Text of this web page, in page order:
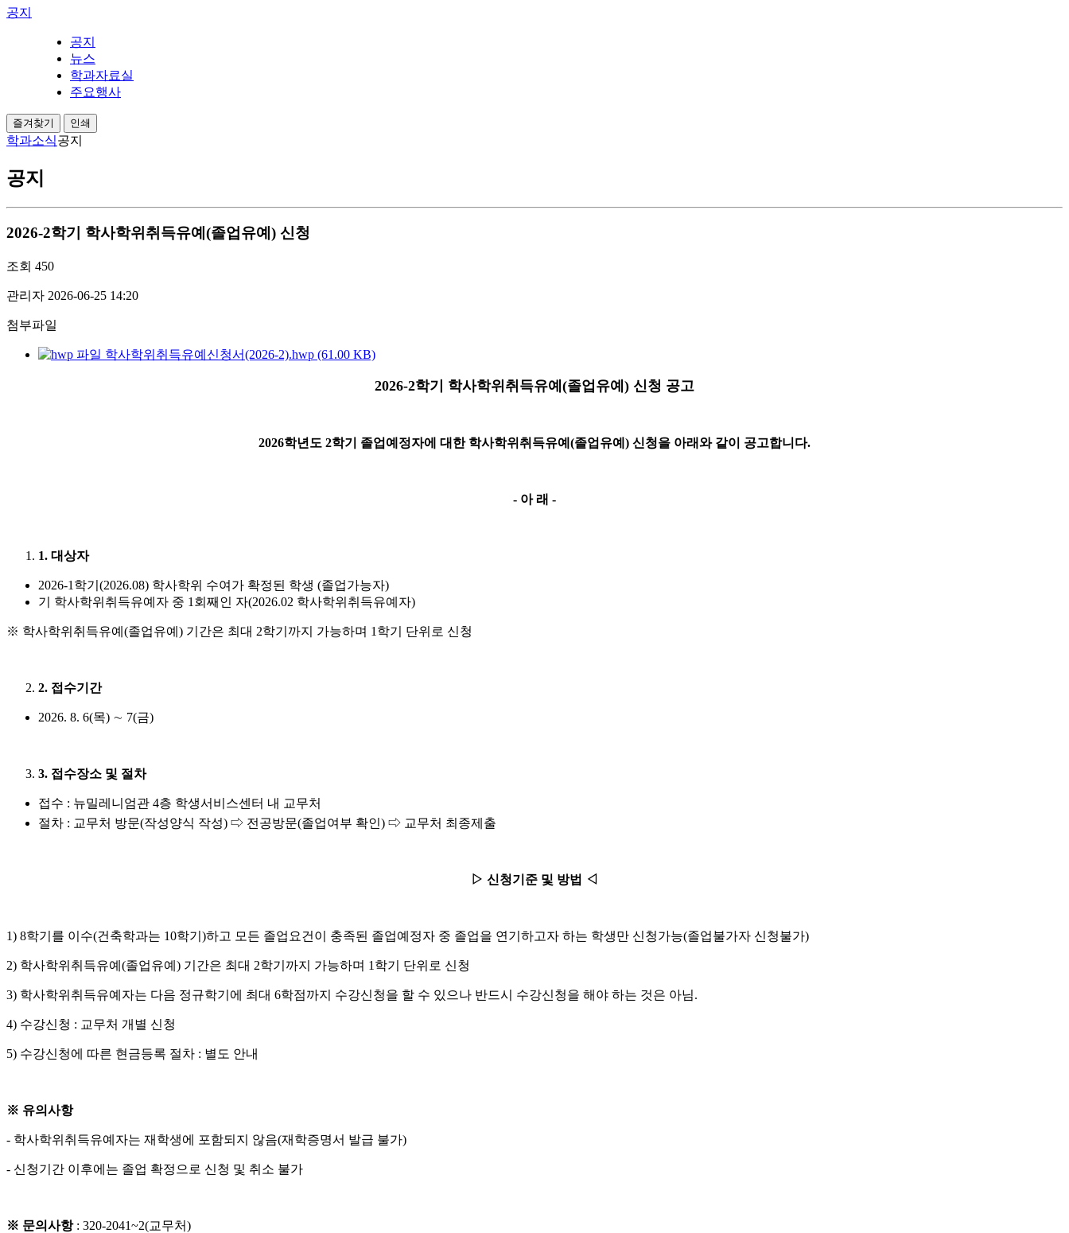
공지
공지
뉴스
학과자료실
주요행사
즐겨찾기 인쇄
학과소식공지
공지
2026-2학기 학사학위취득유예(졸업유예) 신청
조회 450
관리자 2026-06-25 14:20
첨부파일
학사학위취득유예신청서(2026-2).hwp (61.00 KB)
2026-2학기 학사학위취득유예(졸업유예) 신청 공고
2026학년도 2학기 졸업예정자에 대한 학사학위취득유예(졸업유예) 신청을 아래와 같이 공고합니다.
- 아 래 -
1. 대상자
2026-1학기(2026.08) 학사학위 수여가 확정된 학생 (졸업가능자)
기 학사학위취득유예자 중 1회째인 자(2026.02 학사학위취득유예자)
※ 학사학위취득유예(졸업유예) 기간은 최대 2학기까지 가능하며 1학기 단위로 신청
2. 접수기간
2026. 8. 6(목) ∼ 7(금)
3. 접수장소 및 절차
접수 : 뉴밀레니엄관 4층 학생서비스센터 내 교무처
절차 : 교무처 방문(작성양식 작성) ⇨ 전공방문(졸업여부 확인) ⇨ 교무처 최종제출
▷ 신청기준 및 방법 ◁
1) 8학기를 이수(건축학과는 10학기)하고 모든 졸업요건이 충족된 졸업예정자 중 졸업을 연기하고자 하는 학생만 신청가능(졸업불가자 신청불가)
2) 학사학위취득유예(졸업유예) 기간은 최대 2학기까지 가능하며 1학기 단위로 신청
3) 학사학위취득유예자는 다음 정규학기에 최대 6학점까지 수강신청을 할 수 있으나 반드시 수강신청을 해야 하는 것은 아님.
4) 수강신청 : 교무처 개별 신청
5) 수강신청에 따른 현금등록 절차 : 별도 안내
※ 유의사항
- 학사학위취득유예자는 재학생에 포함되지 않음(재학증명서 발급 불가)
- 신청기간 이후에는 졸업 확정으로 신청 및 취소 불가
※ 문의사항: 320-2041~2(교무처)